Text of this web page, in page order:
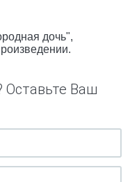
дочь",
Оставьте Ваш